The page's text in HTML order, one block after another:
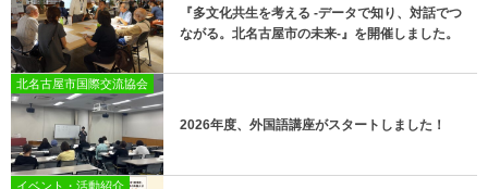
『多文化共生を考える -データで知り、対話でつ
ながる。北名古屋市の未来-』を開催しました。
北名古屋市国際交流協会
2026年度、外国語講座がスタートしました！
イベント・活動紹介